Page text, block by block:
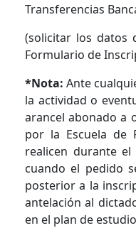
Transferencias
(solicitar los datos
Formulario de
*Nota: Ante
la actividad o
arancel abonado a
por la Escuela de
realicen durante
cuando el pedido
posterior a la
antelación al
en el plan de